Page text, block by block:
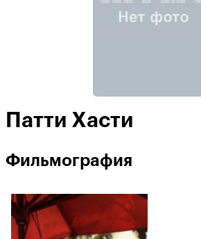
Патти Хасти
Фильмография